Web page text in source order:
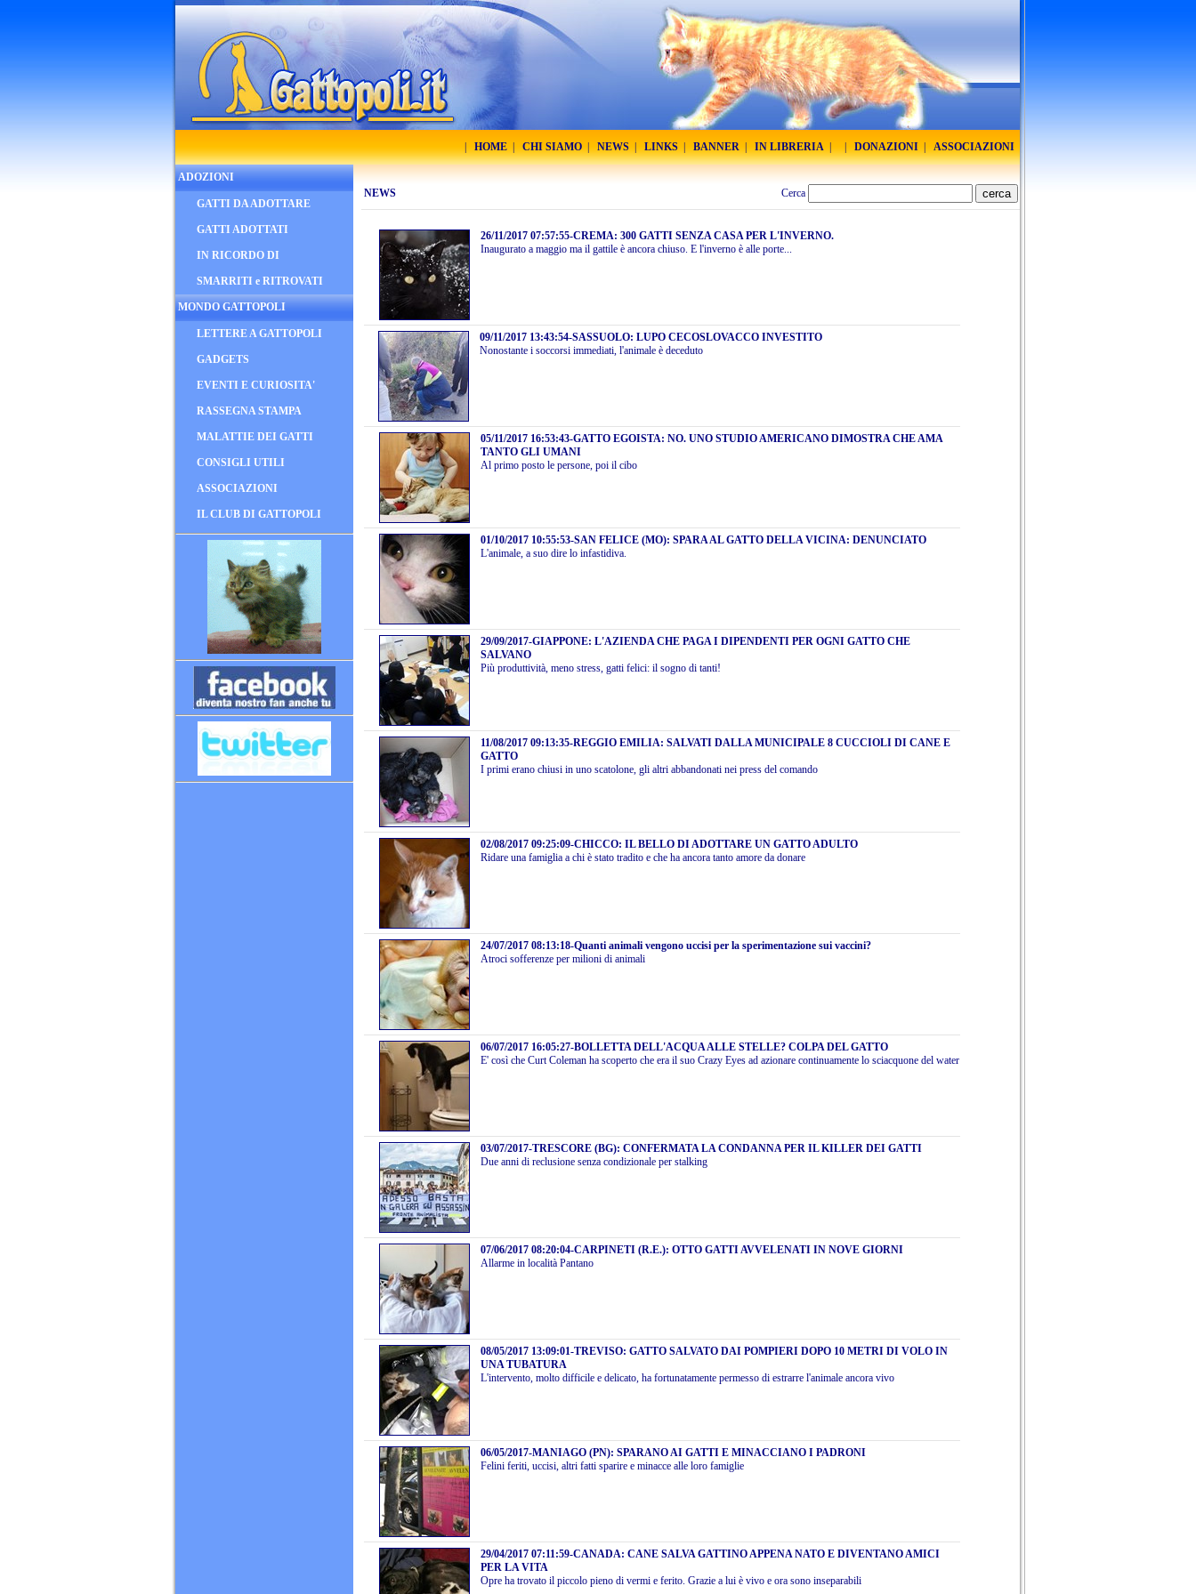
HOME CHI SIAMO NEWS LINKS BANNER IN LIBRERIA DONAZIONI ASSOCIAZIONI
ADOZIONI
GATTI DA ADOTTARE
GATTI ADOTTATI
IN RICORDO DI
SMARRITI e RITROVATI
MONDO GATTOPOLI
LETTERE A GATTOPOLI
GADGETS
EVENTI E CURIOSITA'
RASSEGNA STAMPA
MALATTIE DEI GATTI
CONSIGLI UTILI
ASSOCIAZIONI
IL CLUB DI GATTOPOLI
NEWS Cerca
26/11/2017 07:57:55-CREMA: 300 GATTI SENZA CASA PER L'INVERNO.
Inaugurato a maggio ma il gattile è ancora chiuso. E l'inverno è alle porte...
09/11/2017 13:43:54-SASSUOLO: LUPO CECOSLOVACCO INVESTITO
Nonostante i soccorsi immediati, l'animale è deceduto
05/11/2017 16:53:43-GATTO EGOISTA: NO. UNO STUDIO AMERICANO DIMOSTRA CHE AMA
TANTO GLI UMANI
Al primo posto le persone, poi il cibo
01/10/2017 10:55:53-SAN FELICE (MO): SPARA AL GATTO DELLA VICINA: DENUNCIATO
L'animale, a suo dire lo infastidiva.
29/09/2017-GIAPPONE: L'AZIENDA CHE PAGA I DIPENDENTI PER OGNI GATTO CHE
SALVANO
Più produttività, meno stress, gatti felici: il sogno di tanti!
11/08/2017 09:13:35-REGGIO EMILIA: SALVATI DALLA MUNICIPALE 8 CUCCIOLI DI CANE E
GATTO
I primi erano chiusi in uno scatolone, gli altri abbandonati nei press del comando
02/08/2017 09:25:09-CHICCO: IL BELLO DI ADOTTARE UN GATTO ADULTO
Ridare una famiglia a chi è stato tradito e che ha ancora tanto amore da donare
24/07/2017 08:13:18-Quanti animali vengono uccisi per la sperimentazione sui vaccini?
Atroci sofferenze per milioni di animali
06/07/2017 16:05:27-BOLLETTA DELL'ACQUA ALLE STELLE? COLPA DEL GATTO
E' così che Curt Coleman ha scoperto che era il suo Crazy Eyes ad azionare continuamente lo sciacquone del water
03/07/2017-TRESCORE (BG): CONFERMATA LA CONDANNA PER IL KILLER DEI GATTI
Due anni di reclusione senza condizionale per stalking
07/06/2017 08:20:04-CARPINETI (R.E.): OTTO GATTI AVVELENATI IN NOVE GIORNI
Allarme in località Pantano
08/05/2017 13:09:01-TREVISO: GATTO SALVATO DAI POMPIERI DOPO 10 METRI DI VOLO IN
UNA TUBATURA
L'intervento, molto difficile e delicato, ha fortunatamente permesso di estrarre l'animale ancora vivo
06/05/2017-MANIAGO (PN): SPARANO AI GATTI E MINACCIANO I PADRONI
Felini feriti, uccisi, altri fatti sparire e minacce alle loro famiglie
29/04/2017 07:11:59-CANADA: CANE SALVA GATTINO APPENA NATO E DIVENTANO AMICI
PER LA VITA
Opre ha trovato il piccolo pieno di vermi e ferito. Grazie a lui è vivo e ora sono inseparabili